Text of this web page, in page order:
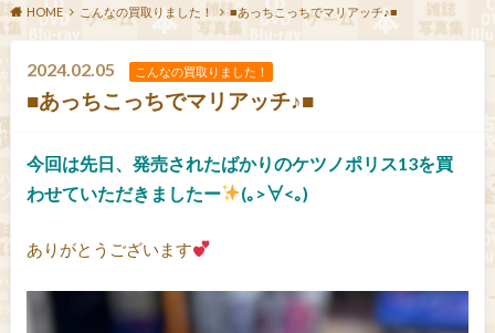
HOME こんなの買取りました！ ■あっちこっちでマリアッチ♪■
2024.02.05 こんなの買取りました！
■あっちこっちでマリアッチ♪■
今回は先日、発売されたばかりのケツノポリス13を買
わせていただきましたー
(｡>∀<｡)
ありがとうございます